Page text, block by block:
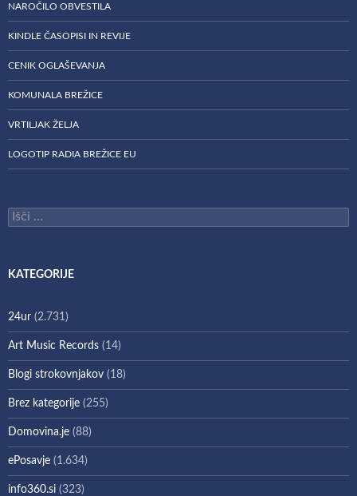
NAROČILO OBVESTILA
KINDLE ČASOPISI IN REVIJE
CENIK OGLAŠEVANJA
KOMUNALA BREŽICE
VRTILJAK ŽELJA
LOGOTIP RADIA BREŽICE EU
Išči:
KATEGORIJE
24ur (2.731)
Art Music Records (14)
Blogi strokovnjakov (18)
Brez kategorije (255)
Domovina.je (88)
ePosavje (1.634)
info360.si (323)